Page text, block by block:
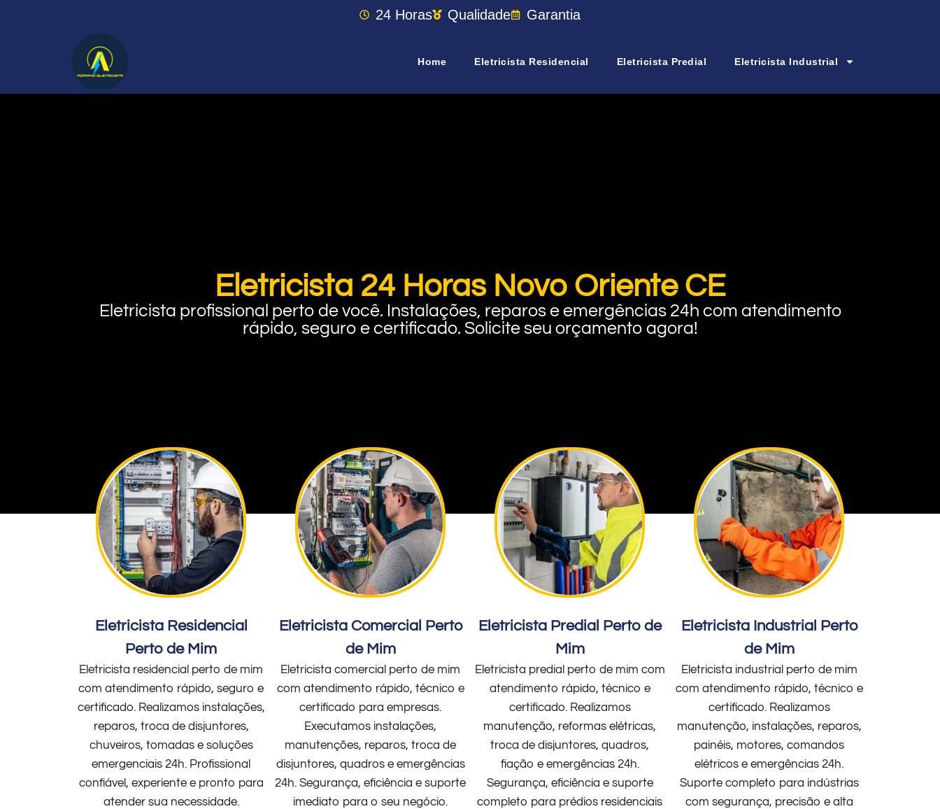
24 Horas Qualidade Garantia
Home Eletricista Residencial Eletricista Predial Eletricista Industrial
Eletricista 24 Horas Novo Oriente CE
Eletricista profissional perto de você. Instalações, reparos e emergências 24h com atendimento
rápido, seguro e certificado. Solicite seu orçamento agora!
Eletricista Residencial
Perto de Mim
Eletricista residencial perto de mim
com atendimento rápido, seguro e
certificado. Realizamos instalações,
reparos, troca de disjuntores,
chuveiros, tomadas e soluções
emergenciais 24h. Profissional
confiável, experiente e pronto para
atender sua necessidade.
Eletricista Comercial Perto
de Mim
Eletricista comercial perto de mim
com atendimento rápido, técnico e
certificado para empresas.
Executamos instalações,
manutenções, reparos, troca de
disjuntores, quadros e emergências
24h. Segurança, eficiência e suporte
imediato para o seu negócio.
Eletricista Predial Perto de
Mim
Eletricista predial perto de mim com
atendimento rápido, técnico e
certificado. Realizamos
manutenção, reformas elétricas,
troca de disjuntores, quadros,
fiação e emergências 24h.
Segurança, eficiência e suporte
completo para prédios residenciais
Eletricista Industrial Perto
de Mim
Eletricista industrial perto de mim
com atendimento rápido, técnico e
certificado. Realizamos
manutenção, instalações, reparos,
painéis, motores, comandos
elétricos e emergências 24h.
Suporte completo para indústrias
com segurança, precisão e alta